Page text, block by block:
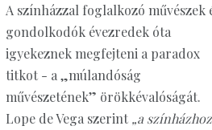
A színházzal foglalkozó művészek
gondolkodók évezredek óta
igyekeznek megfejteni a paradox
titkot - a „múlandóság
művészetének” örökkévalóságát.
Lope de Vega szerint „a színházhoz